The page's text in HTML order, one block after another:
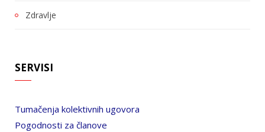
Zdravlje
SERVISI
Tumačenja kolektivnih ugovora
Pogodnosti za članove